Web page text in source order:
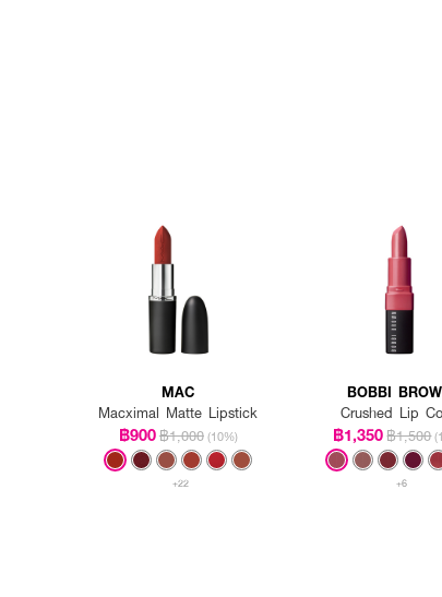
MAC
Macximal Matte Lipstick
฿900฿1,000 (10%)
+22
BOBBI
Crushed Lip
฿1,350฿1,500
+6